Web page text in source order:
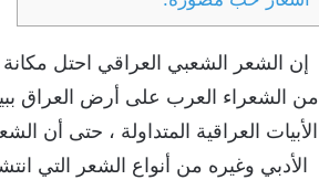
إن الشعر الشعبي العراقي احتل مكانة
من الشعراء العرب على أرض العراق
الأبيات العراقية المتداولة ، حتى أن
الأدبي وغيره من أنواع الشعر التي